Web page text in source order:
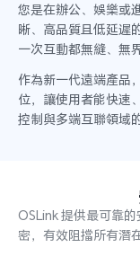
您是在辦公、娛樂或
晰、高品質且低延遲
一次互動都無縫、無界
作為新一代遠端產品
位，讓使用者能快速
控制與多端互聯領域
OSLink 提供最可靠
密，有效阻擋所有潛